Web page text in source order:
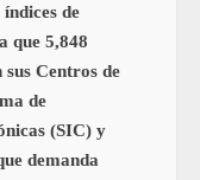
de
que 5,848
sus Centros de
de
(SIC) y
demanda